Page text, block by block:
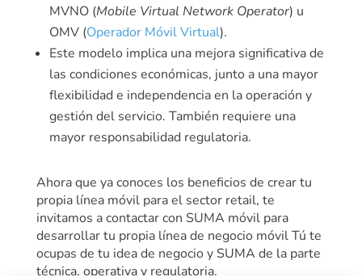
MVNO (Mobile Virtual Network Operator) u
OMV (Operador Móvil Virtual).
Este modelo implica una mejora significativa de
las condiciones económicas, junto a una mayor
flexibilidad e independencia en la operación y
gestión del servicio. También requiere una
mayor responsabilidad regulatoria.
Ahora que ya conoces los beneficios de crear tu
propia línea móvil para el sector retail, te
invitamos a contactar con SUMA móvil para
desarrollar tu propia línea de negocio móvil Tú te
ocupas de tu idea de negocio y SUMA de la parte
técnica, operativa y regulatoria.